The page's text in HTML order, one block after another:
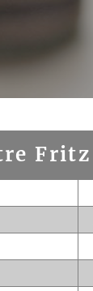
Fritz